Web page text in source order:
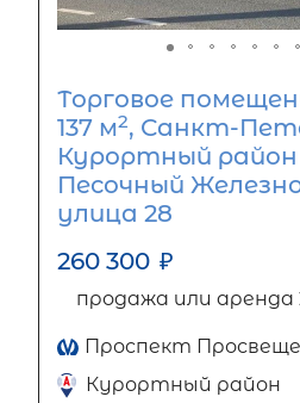
Торговое
137 м2, Санкт-
Курортный район
Песочный
улица 28
260 300 ₽
продажа или аренда
Проспект
Курортный район